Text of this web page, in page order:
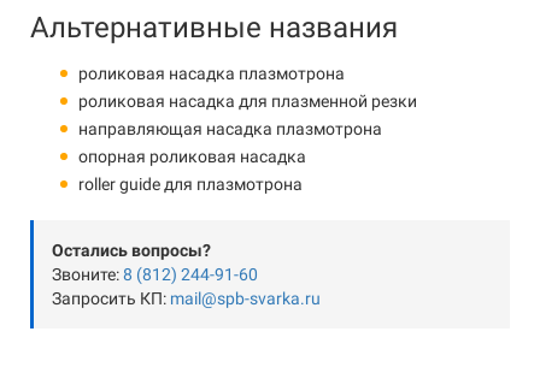
Альтернативные названия
роликовая насадка плазмотрона
роликовая насадка для плазменной резки
направляющая насадка плазмотрона
опорная роликовая насадка
roller guide для плазмотрона
Остались вопросы?
Звоните:8 (812) 244-91-60
Запросить КП: mail@spb-svarka.ru